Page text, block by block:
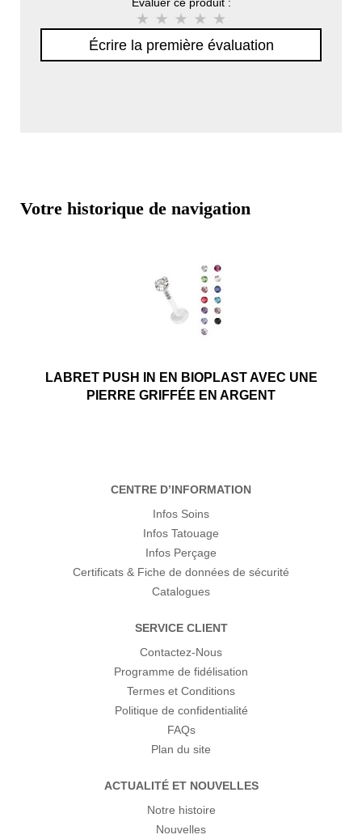
Évaluer ce produit :
Écrire la première évaluation
Votre historique de navigation
LABRET PUSH IN EN BIOPLAST AVEC UNE
PIERRE GRIFFÉE EN ARGENT
CENTRE D’INFORMATION
Infos Soins
Infos Tatouage
Infos Perçage
Certificats & Fiche de données de sécurité
Catalogues
SERVICE CLIENT
Contactez-Nous
Programme de fidélisation
Termes et Conditions
Politique de confidentialité
FAQs
Plan du site
ACTUALITÉ ET NOUVELLES
Notre histoire
Nouvelles